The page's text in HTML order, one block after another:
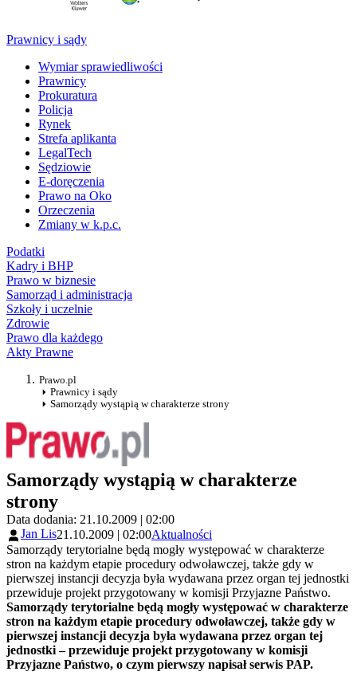
Prawnicy i sądy
Wymiar sprawiedliwości
Prawnicy
Prokuratura
Policja
Rynek
Strefa aplikanta
LegalTech
Sędziowie
E-doręczenia
Prawo na Oko
Orzeczenia
Zmiany w k.p.c.
Podatki
Kadry i BHP
Prawo w biznesie
Samorząd i administracja
Szkoły i uczelnie
Zdrowie
Prawo dla każdego
Akty Prawne
Prawo.pl
Prawnicy i sądy
Samorządy wystąpią w charakterze strony
Samorządy wystąpią w charakterze
strony
Data dodania: 21.10.2009 | 02:00
Jan Lis21.10.2009 | 02:00Aktualności
Samorządy terytorialne będą mogły występować w charakterze
stron na każdym etapie procedury odwoławczej, także gdy w
pierwszej instancji decyzja była wydawana przez organ tej jednostki
przewiduje projekt przygotowany w komisji Przyjazne Państwo.
Samorządy terytorialne będą mogły występować w charakterze
stron na każdym etapie procedury odwoławczej, także gdy w
pierwszej instancji decyzja była wydawana przez organ tej
jednostki – przewiduje projekt przygotowany w komisji
Przyjazne Państwo, o czym pierwszy napisał serwis PAP.